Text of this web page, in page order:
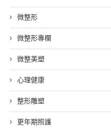
微整形
微整形專欄
微整美塑
心理健康
整形雕塑
更年期照護